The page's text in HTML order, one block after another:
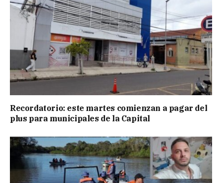
Recordatorio: este martes comienzan a pagar del
plus para municipales de la Capital